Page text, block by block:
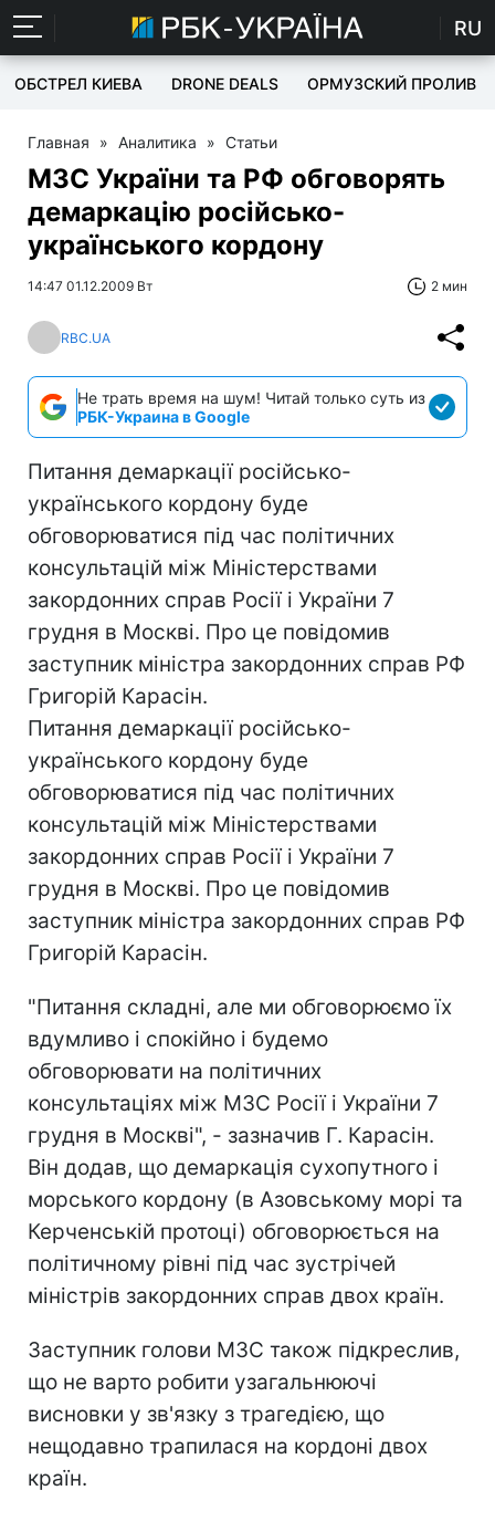
RU
ОБСТРЕЛ КИЕВА DRONE DEALS ОРМУЗСКИЙ ПРОЛИВ
Главная » Аналитика » Статьи
МЗС України та РФ обговорять
демаркацію російсько-
українського кордону
14:47 01.12.2009 Вт 2 мин
RBC.UA
Не трать время на шум! Читай только суть из
РБК-Украина в Google
Питання демаркації російсько-
українського кордону буде
обговорюватися під час політичних
консультацій між Міністерствами
закордонних справ Росії і України 7
грудня в Москві. Про це повідомив
заступник міністра закордонних справ РФ
Григорій Карасін.
Питання демаркації російсько-
українського кордону буде
обговорюватися під час політичних
консультацій між Міністерствами
закордонних справ Росії і України 7
грудня в Москві. Про це повідомив
заступник міністра закордонних справ РФ
Григорій Карасін.
"Питання складні, але ми обговорюємо їх
вдумливо і спокійно і будемо
обговорювати на політичних
консультаціях між МЗС Росії і України 7
грудня в Москві", - зазначив Г. Карасін.
Він додав, що демаркація сухопутного і
морського кордону (в Азовському морі та
Керченській протоці) обговорюється на
політичному рівні під час зустрічей
міністрів закордонних справ двох країн.
Заступник голови МЗС також підкреслив,
що не варто робити узагальнюючі
висновки у зв'язку з трагедією, що
нещодавно трапилася на кордоні двох
країн.